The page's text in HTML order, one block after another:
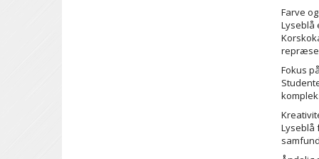
Farve
Lyseblå
Fokus
Lyseblå